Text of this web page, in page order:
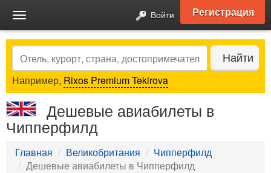
Toggle
navigation
Войти Регистрация
Search Найти
Например, Rixos Premium Tekirova
Дешевые авиабилеты в
Чипперфилд
Главная Великобритания
Чипперфилд
Дешевые авиабилеты в Чипперфилд